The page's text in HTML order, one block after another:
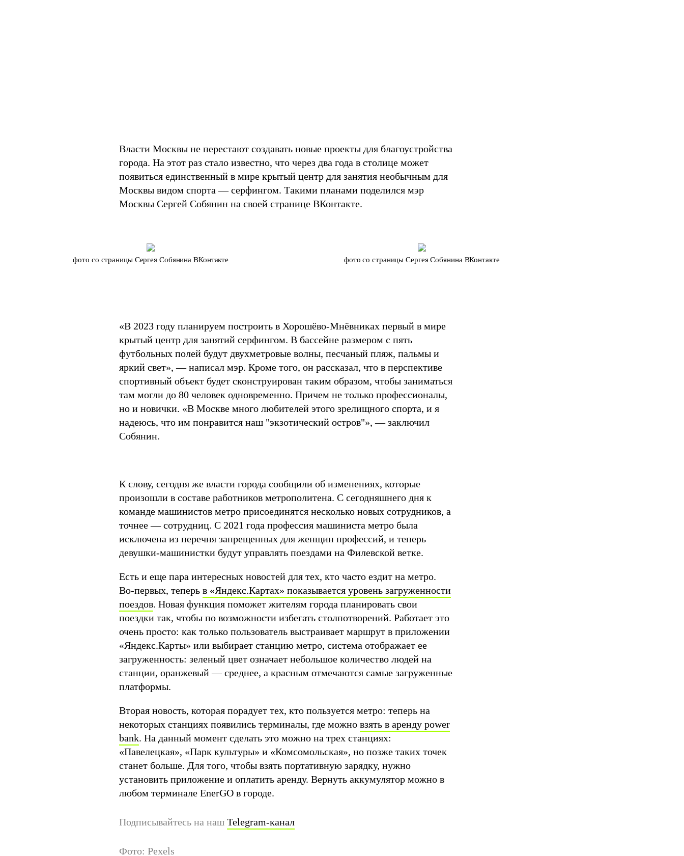
Власти Москвы не перестают создавать новые проекты для благоустройства
города. На этот раз стало известно, что через два года в столице может
появиться единственный в мире крытый центр для занятия необычным для
Москвы видом спорта — серфингом. Такими планами поделился мэр
Москвы Сергей Собянин на своей странице ВКонтакте.
фото со страницы Сергея Собянина ВКонтакте фото со страницы Сергея Собянина ВКонтакте
«В 2023 году планируем построить в Хорошёво-Мнёвниках первый в мире
крытый центр для занятий серфингом. В бассейне размером с пять
футбольных полей будут двухметровые волны, песчаный пляж, пальмы и
яркий свет», — написал мэр. Кроме того, он рассказал, что в перспективе
спортивный объект будет сконструирован таким образом, чтобы заниматься
там могли до 80 человек одновременно. Причем не только профессионалы,
но и новички. «В Москве много любителей этого зрелищного спорта, и я
надеюсь, что им понравится наш "экзотический остров"», — заключил
Собянин.
К слову, сегодня же власти города сообщили об изменениях, которые
произошли в составе работников метрополитена. С сегодняшнего дня к
команде машинистов метро присоединятся несколько новых сотрудников, а
точнее — сотрудниц. С 2021 года профессия машиниста метро была
исключена из перечня запрещенных для женщин профессий, и теперь
девушки-машинистки будут управлять поездами на Филевской ветке.
Есть и еще пара интересных новостей для тех, кто часто ездит на метро.
Во-первых, теперь в «Яндекс.Картах» показывается уровень загруженности
поездов. Новая функция поможет жителям города планировать свои
поездки так, чтобы по возможности избегать столпотворений. Работает это
очень просто: как только пользователь выстраивает маршрут в приложении
«Яндекс.Карты» или выбирает станцию метро, система отображает ее
загруженность: зеленый цвет означает небольшое количество людей на
станции, оранжевый — среднее, а красным отмечаются самые загруженные
платформы.
Вторая новость, которая порадует тех, кто пользуется метро: теперь на
некоторых станциях появились терминалы, где можно взять в аренду power
bank. На данный момент сделать это можно на трех станциях:
«Павелецкая», «Парк культуры» и «Комсомольская», но позже таких точек
станет больше. Для того, чтобы взять портативную зарядку, нужно
установить приложение и оплатить аренду. Вернуть аккумулятор можно в
любом терминале EnerGO в городе.
Подписывайтесь на наш Telegram-канал
Фото: Pexels